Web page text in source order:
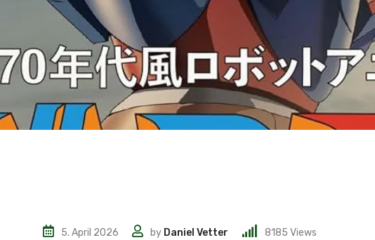
5. April 2026 by Daniel Vetter 8185 Views